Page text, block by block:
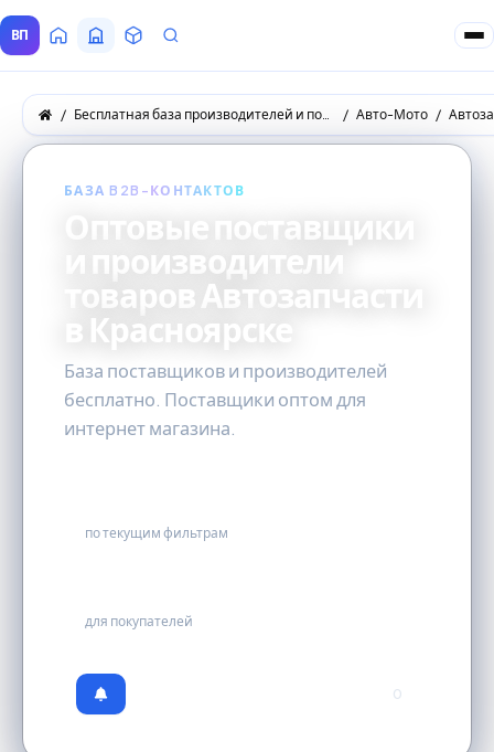
ВП ГлавнаяВсе Поставщики
ТоварыЗапросы покупателей
Бесплатная база производителей и поставщиков товаров оптом Авто-Мото
БАЗА B2B-КОНТАКТОВ
Оптовые поставщики
и производители
товаров Автозапчасти
в Красноярске
База поставщиков и производителей
бесплатно. Поставщики оптом для
интернет магазина.
по текущим фильтрам
для покупателей
0